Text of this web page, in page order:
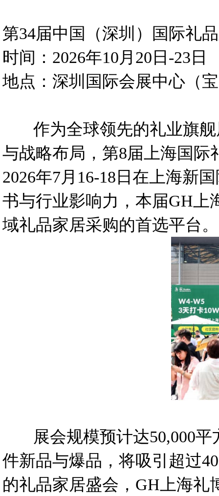
第34届中国（深圳）国际礼
时间：2026年10月20日-23日
地点：深圳国际会展中心（
作为全球领先的礼业旗
与战略布局， 第8届上海国际
2026年7月16-18日在上海新
书与行业影响力，本届GH上
域礼品家居采购的首选平台。
展会规模预计达50,000平
件新品与爆品，将吸引超过
的礼品家居盛会，GH上海礼